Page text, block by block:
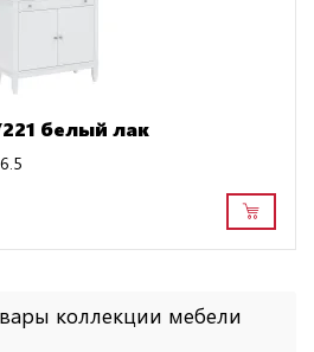
белый лак
коллекции мебели